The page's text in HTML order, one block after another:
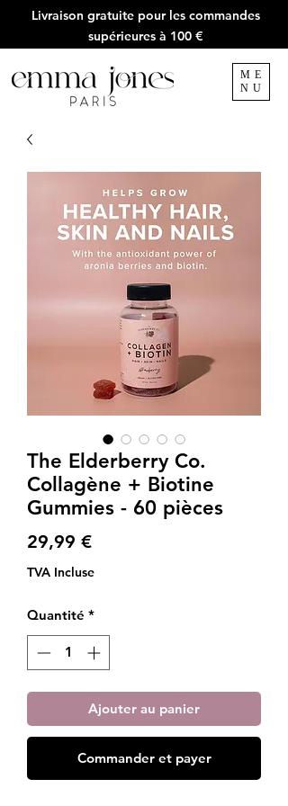
Livraison gratuite pour les commandes
supérieures à 100 €
ME
NU
The Elderberry Co.
Collagène + Biotine
Gummies - 60 pièces
29,99 €Prix
TVA Incluse
Quantité *
Ajouter au panier
Commander et payer